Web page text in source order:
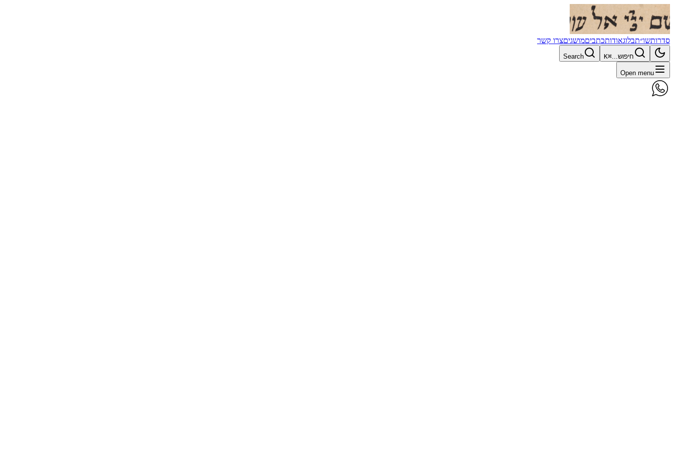
סדרותשו״תבלוגאודותכתביםמושגיםצרו קשר
חיפוש...⌘K
Search
Open menu